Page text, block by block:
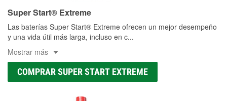
Super Start® Extreme
Las baterías Super Start® Extreme ofrecen un mejor desempeño
y una vida útil más larga, incluso en c...
Mostrar más
COMPRAR SUPER START EXTREME